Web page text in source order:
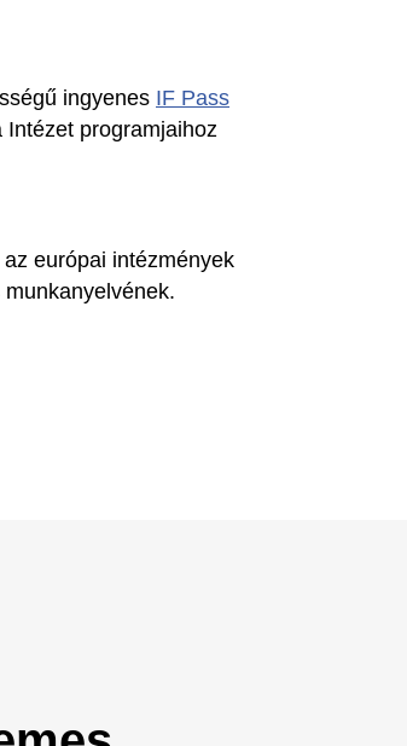
ingyenes IF Pass
Intézet programjaihoz
európai intézmények